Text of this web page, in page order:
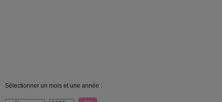
Sélectionner un mois et une année :